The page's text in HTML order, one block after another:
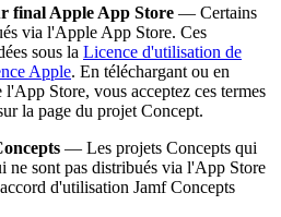
final Apple App Store — Certains
via l'Apple App Store. Ces
sous la Licence d'utilisation de
Apple. En téléchargant ou en
Store, vous acceptez ces termes
la page du projet Concept.
— Les projets Concepts qui
ne sont pas distribués via l'App Store
d'utilisation Jamf Concepts